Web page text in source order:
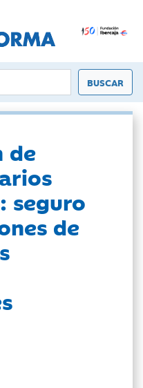
de
seguro
de